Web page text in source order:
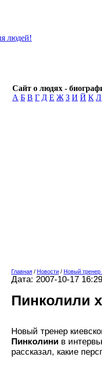
Сайт о людях -
А Б В Г Д Е Ж З И Й К Л
Главная / Новости / Новый тренер
Дата: 2007-10-17 16:29
Пинколили
Новый тренер
Пинколини в
рассказал, какие